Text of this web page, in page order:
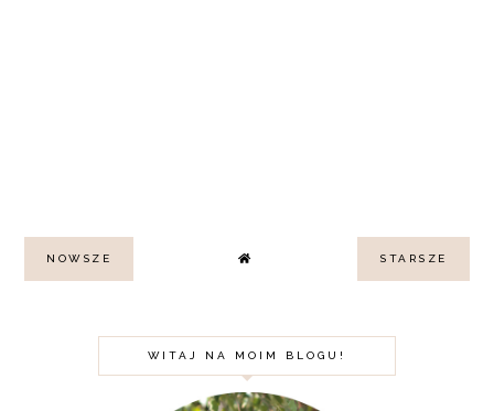
NOWSZE STARSZE
WITAJ NA MOIM BLOGU!